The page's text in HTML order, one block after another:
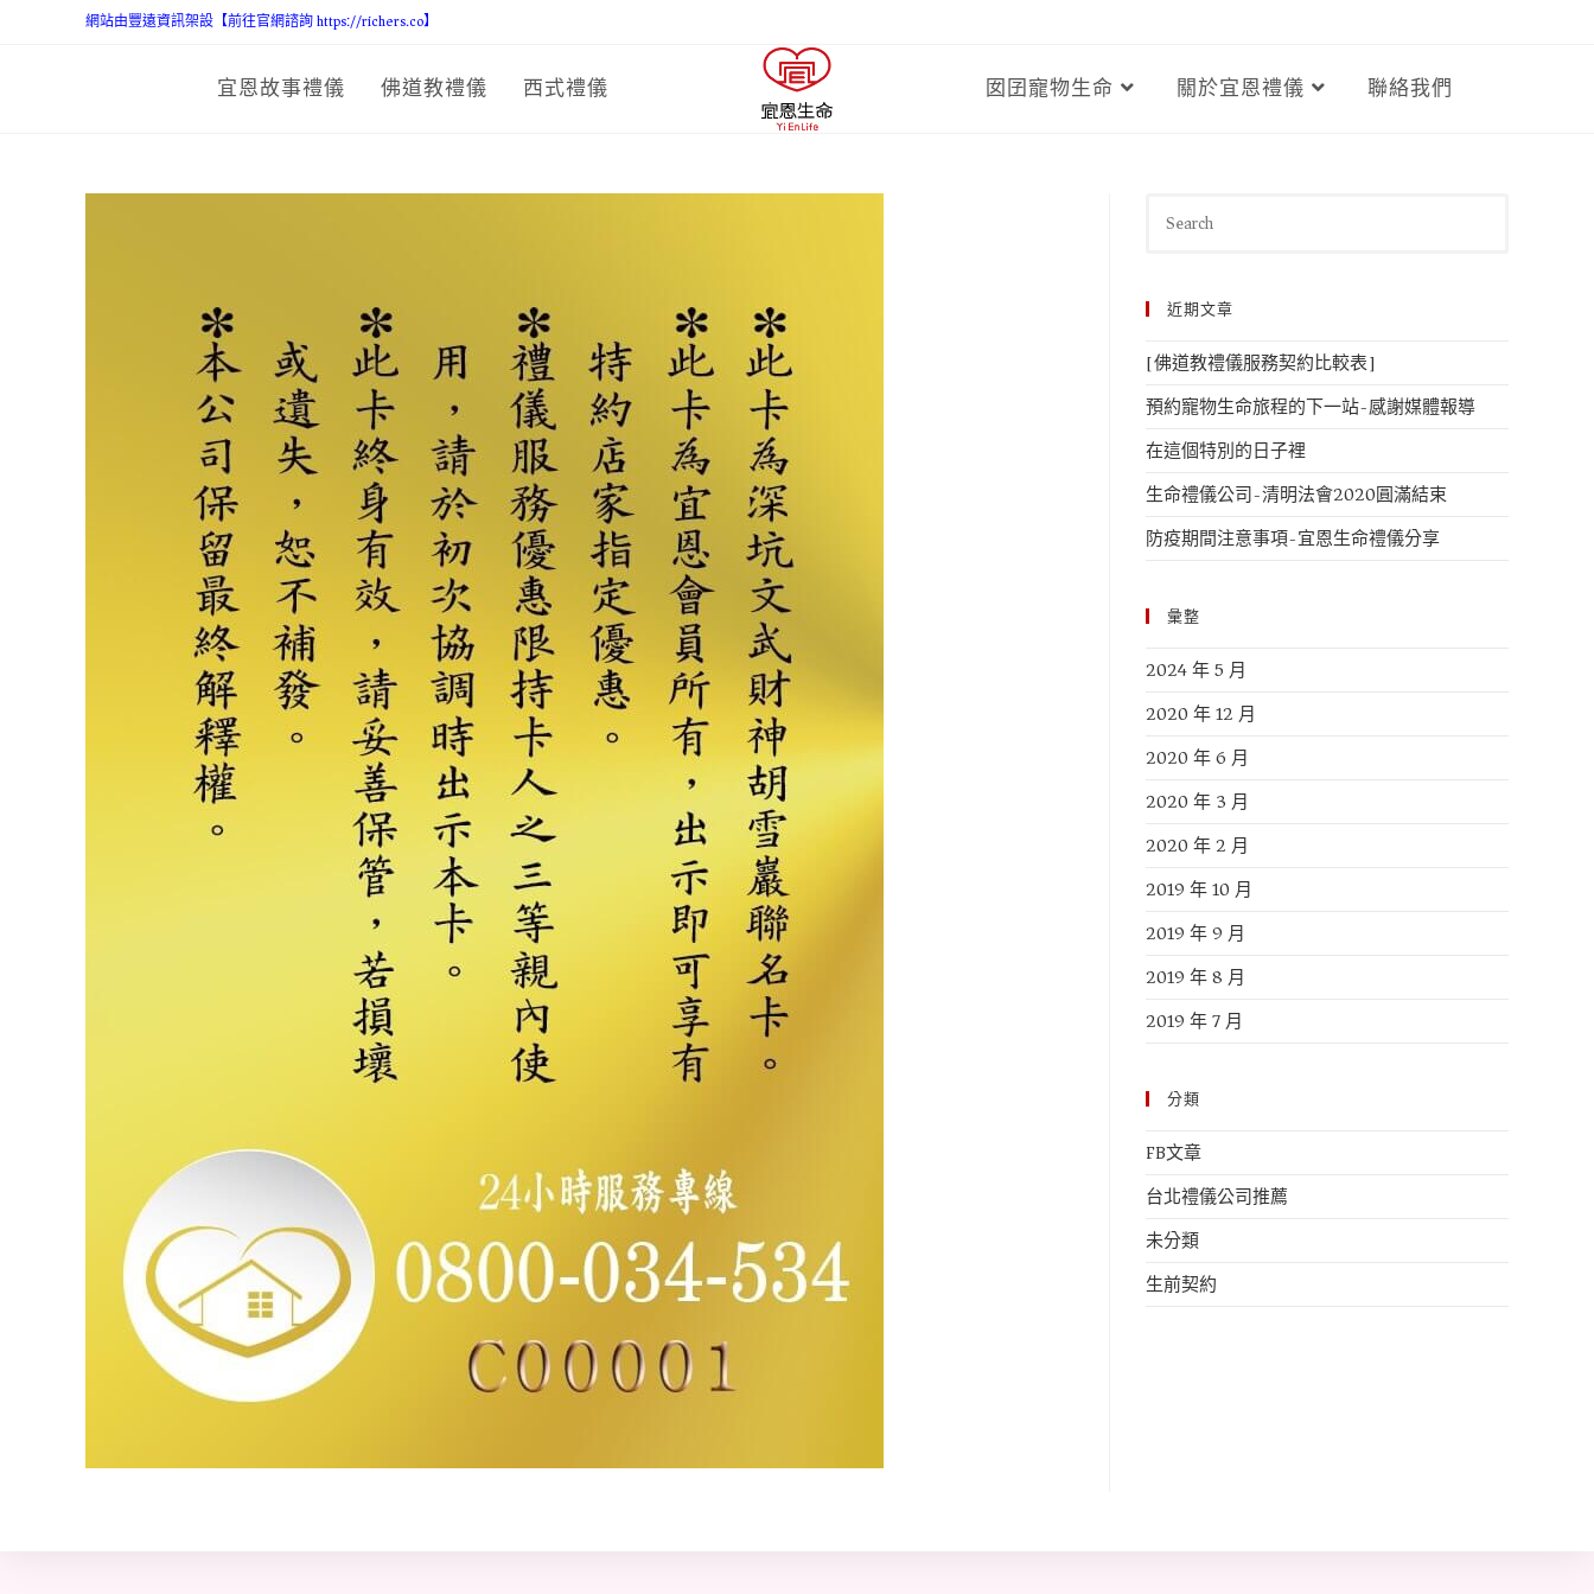
網站由豐遠資訊架設【前往官網諮詢 https://richers.co】
宜恩故事禮儀 佛道教禮儀 西式禮儀 囡囝寵物生命 關於宜恩禮儀 聯絡我們
近期文章
[佛道教禮儀服務契約比較表]
預約寵物生命旅程的下一站-感謝媒體報導
在這個特別的日子裡
生命禮儀公司-清明法會2020圓滿結束
防疫期間注意事項-宜恩生命禮儀分享
彙整
2024 年 5 月
2020 年 12 月
2020 年 6 月
2020 年 3 月
2020 年 2 月
2019 年 10 月
2019 年 9 月
2019 年 8 月
2019 年 7 月
分類
FB文章
台北禮儀公司推薦
未分類
生前契約